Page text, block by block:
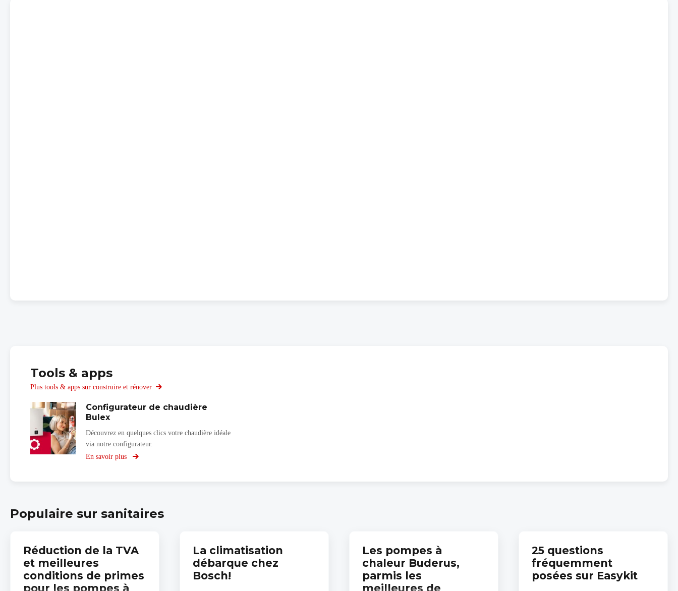
Tools & apps
Plus tools & apps sur construire et rénover
Configurateur de chaudière
Bulex
Découvrez en quelques clics votre chaudière idéale
via notre configurateur.
En savoir plus
sur
Populaire sur sanitaires
Réduction de la TVA
et meilleures
conditions de primes
pour les pompes à
La climatisation
débarque chez
Bosch!
Les pompes à
chaleur Buderus,
parmis les
meilleures de
25 questions
fréquemment
posées sur Easykit